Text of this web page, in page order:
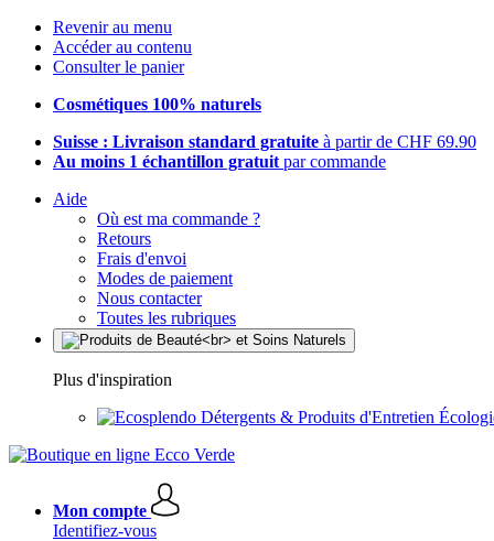
Revenir au menu
Accéder au contenu
Consulter le panier
Cosmétiques 100% naturels
Suisse : Livraison standard gratuite à partir de CHF 69.90
Au moins 1 échantillon gratuit par commande
Aide
Où est ma commande ?
Retours
Frais d'envoi
Modes de paiement
Nous contacter
Toutes les rubriques
Plus d'inspiration
Détergents & Produits d'Entretien
Mon compte
Identifiez-vous